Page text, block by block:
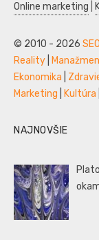
Online marketing
© 2010 - 2026 SEO
Reality
Ekonomika
Marketing
Kultúra
NAJNOVŠIE